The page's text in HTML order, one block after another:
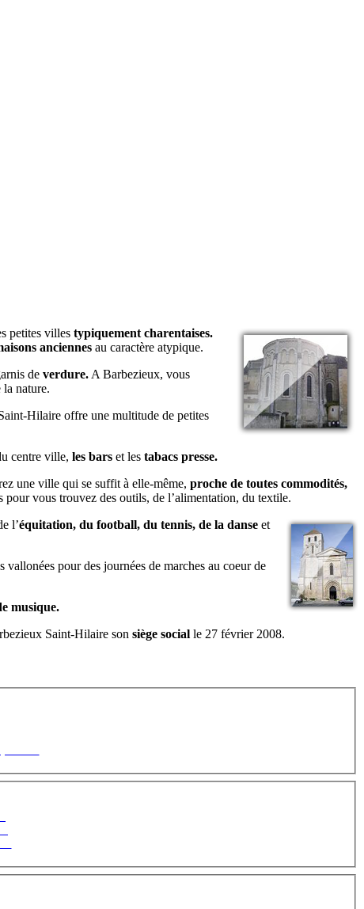
petites villes typiquement charentaises.
anciennes au caractère atypique.
de verdure. A Barbezieux, vous
la nature.
Hilaire offre une multitude de petites
centre ville, les bars et les tabacs presse.
une ville qui se suffit à elle-même, proche de toutes commodités,
pour vous trouvez des outils, de l’alimentation, du textile.
l’équitation, du football, du tennis, de la danse et
pour des journées de marches au coeur de
musique.
Saint-Hilaire son siège social le 27 février 2008.